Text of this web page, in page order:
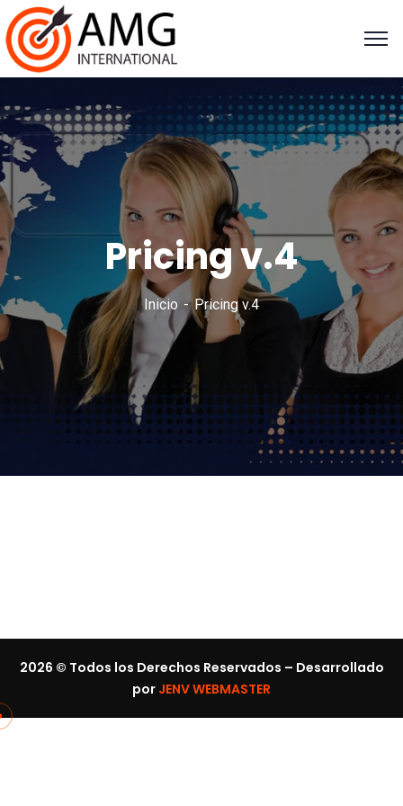
Pricing v.4
Inicio Pricing v.4
2026 © Todos los Derechos Reservados – Desarrollado
por JENV WEBMASTER